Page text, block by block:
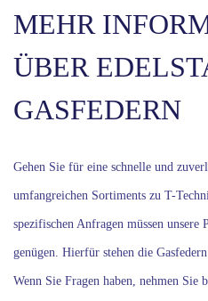
MEHR
ÜBER
GASFEDERN
Gehen Sie für eine schnelle und
umfangreichen Sortiments zu T-
spezifischen Anfragen müssen unsere
genügen. Hierfür stehen die
Wenn Sie Fragen haben, nehmen